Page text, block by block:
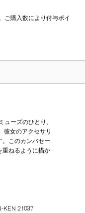
ご購入数により付与ポイ
ーズのひとり、
彼女のアクセサリ
このカンバセー
重ねるように描か
KEN 21037